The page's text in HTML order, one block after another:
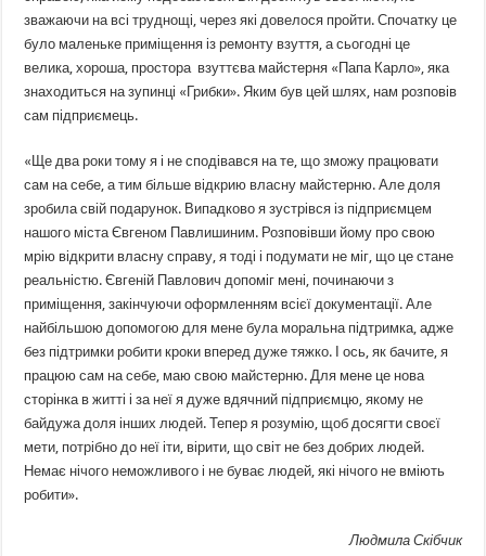
зважаючи на всі труднощі, через які довелося пройти. Спочатку це
було маленьке приміщення із ремонту взуття, а сьогодні це
велика, хороша, простора взуттєва майстерня «Папа Карло», яка
знаходиться на зупинці «Грибки». Яким був цей шлях, нам розповів
сам підприємець.
«Ще два роки тому я і не сподівався на те, що зможу працювати
сам на себе, а тим більше відкрию власну майстерню. Але доля
зробила свій подарунок. Випадково я зустрівся із підприємцем
нашого міста Євгеном Павлишиним. Розповівши йому про свою
мрію відкрити власну справу, я тоді і подумати не міг, що це стане
реальністю. Євгеній Павлович допоміг мені, починаючи з
приміщення, закінчуючи оформленням всієї документації. Але
найбільшою допомогою для мене була моральна підтримка, адже
без підтримки робити кроки вперед дуже тяжко. І ось, як бачите, я
працюю сам на себе, маю свою майстерню. Для мене це нова
сторінка в житті і за неї я дуже вдячний підприємцю, якому не
байдужа доля інших людей. Тепер я розумію, щоб досягти своєї
мети, потрібно до неї іти, вірити, що світ не без добрих людей.
Немає нічого неможливого і не буває людей, які нічого не вміють
робити».
Людмила Скібчик